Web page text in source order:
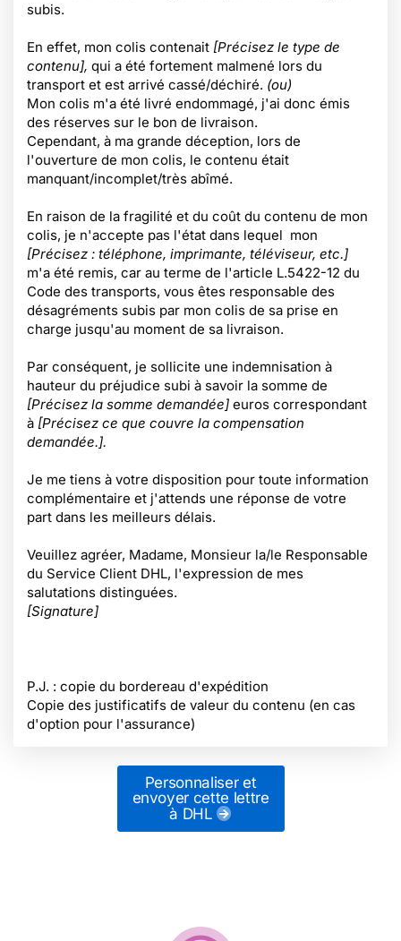
subis.
En effet, mon colis contenait [Précisez le type de
contenu], qui a été fortement malmené lors du
transport et est arrivé cassé/déchiré. (ou)
Mon colis m'a été livré endommagé, j'ai donc émis
des réserves sur le bon de livraison.
Cependant, à ma grande déception, lors de
l'ouverture de mon colis, le contenu était
manquant/incomplet/très abîmé.
En raison de la fragilité et du coût du contenu de mon
colis, je n'accepte pas l'état dans lequel mon
[Précisez : téléphone, imprimante, téléviseur, etc.]
m'a été remis, car au terme de l'article L.5422-12 du
Code des transports, vous êtes responsable des
désagréments subis par mon colis de sa prise en
charge jusqu'au moment de sa livraison.
Par conséquent, je sollicite une indemnisation à
hauteur du préjudice subi à savoir la somme de
[Précisez la somme demandée] euros correspondant
à [Précisez ce que couvre la compensation
demandée.].
Je me tiens à votre disposition pour toute information
complémentaire et j'attends une réponse de votre
part dans les meilleurs délais.
Veuillez agréer, Madame, Monsieur la/le Responsable
du Service Client DHL, l'expression de mes
salutations distinguées.
[Signature]
P.J. : copie du bordereau d'expédition
Copie des justificatifs de valeur du contenu (en cas
d'option pour l'assurance)
Personnaliser et
envoyer cette lettre
à DHL